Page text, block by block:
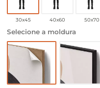
30x45 40x60 50x70
Selecione a moldura